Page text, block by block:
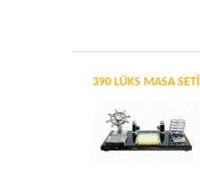
390 LÜKS MASA SETİ